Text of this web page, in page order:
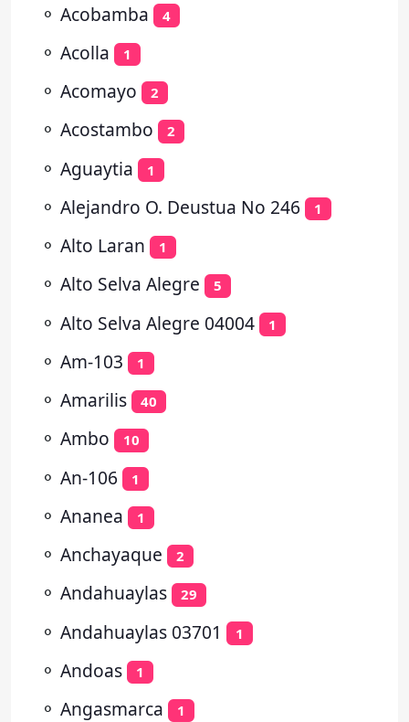
⚬ Acobamba 4
⚬ Acolla 1
⚬ Acomayo 2
⚬ Acostambo 2
⚬ Aguaytia 1
⚬ Alejandro O. Deustua No 246 1
⚬ Alto Laran 1
⚬ Alto Selva Alegre 5
⚬ Alto Selva Alegre 04004 1
⚬ Am-103 1
⚬ Amarilis 40
⚬ Ambo 10
⚬ An-106 1
⚬ Ananea 1
⚬ Anchayaque 2
⚬ Andahuaylas 29
⚬ Andahuaylas 03701 1
⚬ Andoas 1
⚬ Angasmarca 1